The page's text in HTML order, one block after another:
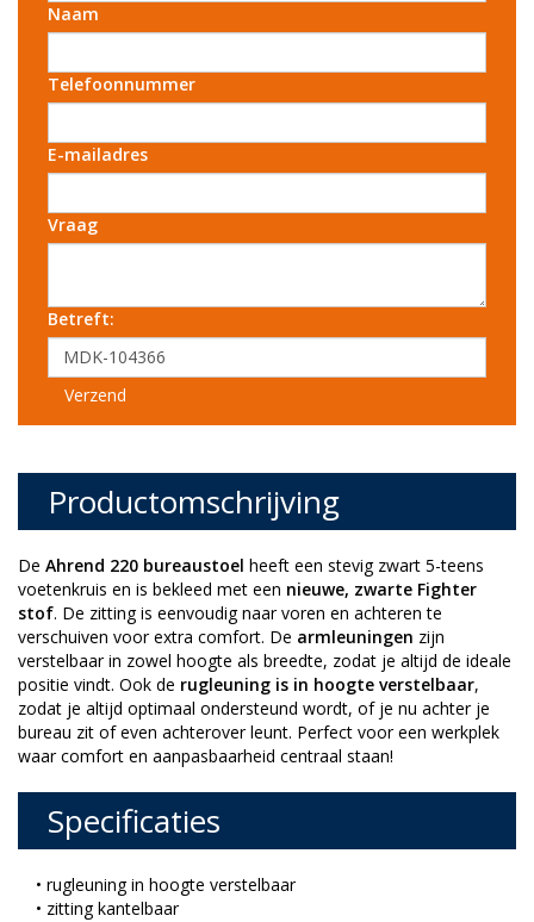
Naam
Telefoonnummer
E-mailadres
Vraag
Betreft:
Verzend
Productomschrijving
De Ahrend 220 bureaustoel heeft een stevig zwart 5-teens
voetenkruis en is bekleed met een nieuwe, zwarte Fighter
stof. De zitting is eenvoudig naar voren en achteren te
verschuiven voor extra comfort. De armleuningen zijn
verstelbaar in zowel hoogte als breedte, zodat je altijd de ideale
positie vindt. Ook de rugleuning is in hoogte verstelbaar,
zodat je altijd optimaal ondersteund wordt, of je nu achter je
bureau zit of even achterover leunt. Perfect voor een werkplek
waar comfort en aanpasbaarheid centraal staan!
Specificaties
• rugleuning in hoogte verstelbaar
• zitting kantelbaar